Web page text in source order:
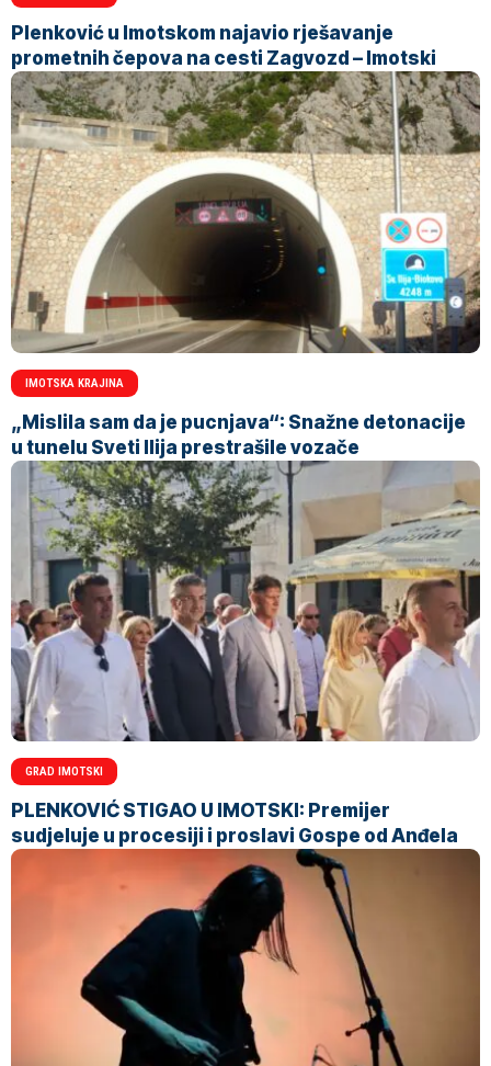
Plenković u Imotskom najavio rješavanje
prometnih čepova na cesti Zagvozd – Imotski
IMOTSKA KRAJINA
„Mislila sam da je pucnjava“: Snažne detonacije
u tunelu Sveti Ilija prestrašile vozače
GRAD IMOTSKI
PLENKOVIĆ STIGAO U IMOTSKI: Premijer
sudjeluje u procesiji i proslavi Gospe od Anđela